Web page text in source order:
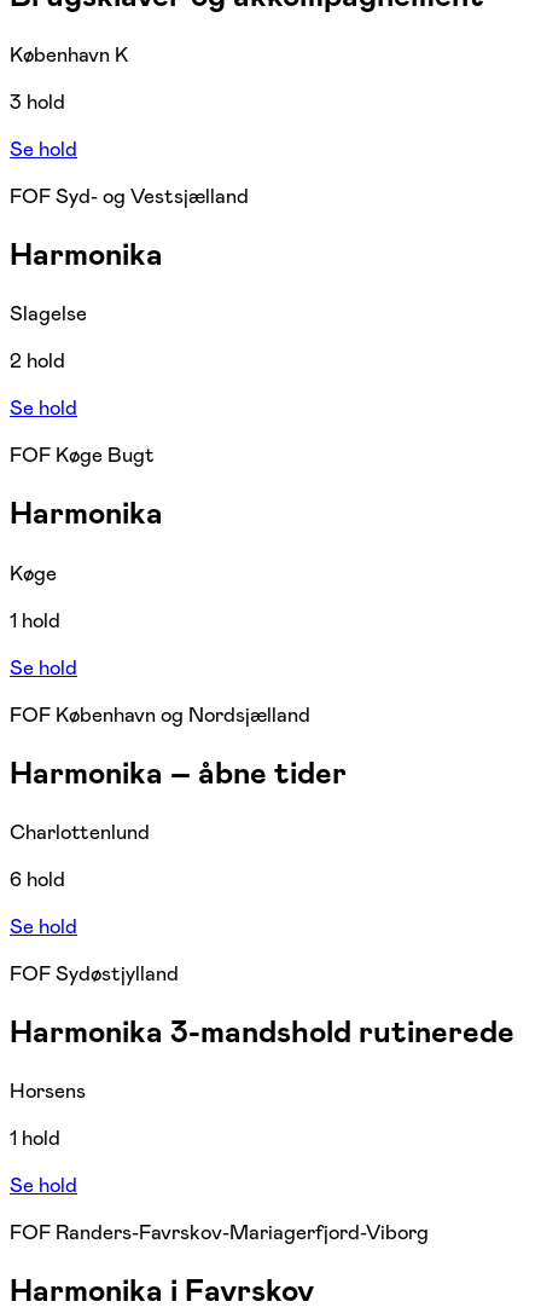
København K
3 hold
Se hold
FOF Syd- og Vestsjælland
Harmonika
Slagelse
2 hold
Se hold
FOF Køge Bugt
Harmonika
Køge
1 hold
Se hold
FOF København og Nordsjælland
Harmonika – åbne tider
Charlottenlund
6 hold
Se hold
FOF Sydøstjylland
Harmonika 3-mandshold rutinerede
Horsens
1 hold
Se hold
FOF Randers-Favrskov-Mariagerfjord-Viborg
Harmonika i Favrskov